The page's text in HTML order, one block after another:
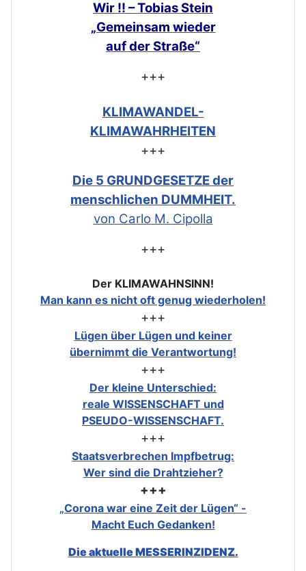
Wir !! – Tobias Stein
„Gemeinsam wieder
auf der Straße“
+++
KLIMAWANDEL-
KLIMAWAHRHEITEN
+++
Die 5 GRUNDGESETZE der
menschlichen DUMMHEIT.
von Carlo M. Cipolla
+++
Der KLIMAWAHNSINN!
Man kann es nicht oft genug wiederholen!
+++
Lügen über Lügen und keiner
übernimmt die Verantwortung!
+++
Der kleine Unterschied:
reale WISSENSCHAFT und
PSEUDO-WISSENSCHAFT.
+++
Staatsverbrechen Impfbetrug:
Wer sind die Drahtzieher?
+++
„Corona war eine Zeit der Lügen“ -
Macht Euch Gedanken!
Die aktuelle MESSERINZIDENZ.